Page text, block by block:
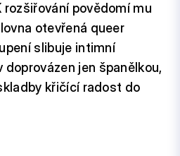
rozšiřování povědomí mu
otevřená queer
slibuje intimní
doprovázen jen španělkou,
křičící radost do